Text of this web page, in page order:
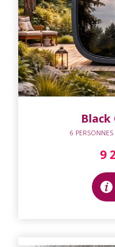
Black
6
9